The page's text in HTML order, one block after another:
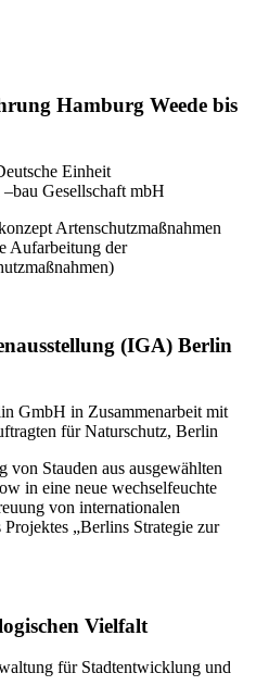
Hamburg Weede bis
Einheit
Gesellschaft mbH
Artenschutzmaßnahmen
Aufarbeitung der
(IGA) Berlin
GmbH in Zusammenarbeit mit
für Naturschutz, Berlin
von Stauden aus ausgewählten
in eine neue wechselfeuchte
von internationalen
„Berlins Strategie zur
Vielfalt
für Stadtentwicklung und